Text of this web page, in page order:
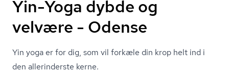
Yin-Yoga dybde og
velvære - Odense
Yin yoga er for dig, som vil forkæle din krop helt ind i
den allerinderste kerne.